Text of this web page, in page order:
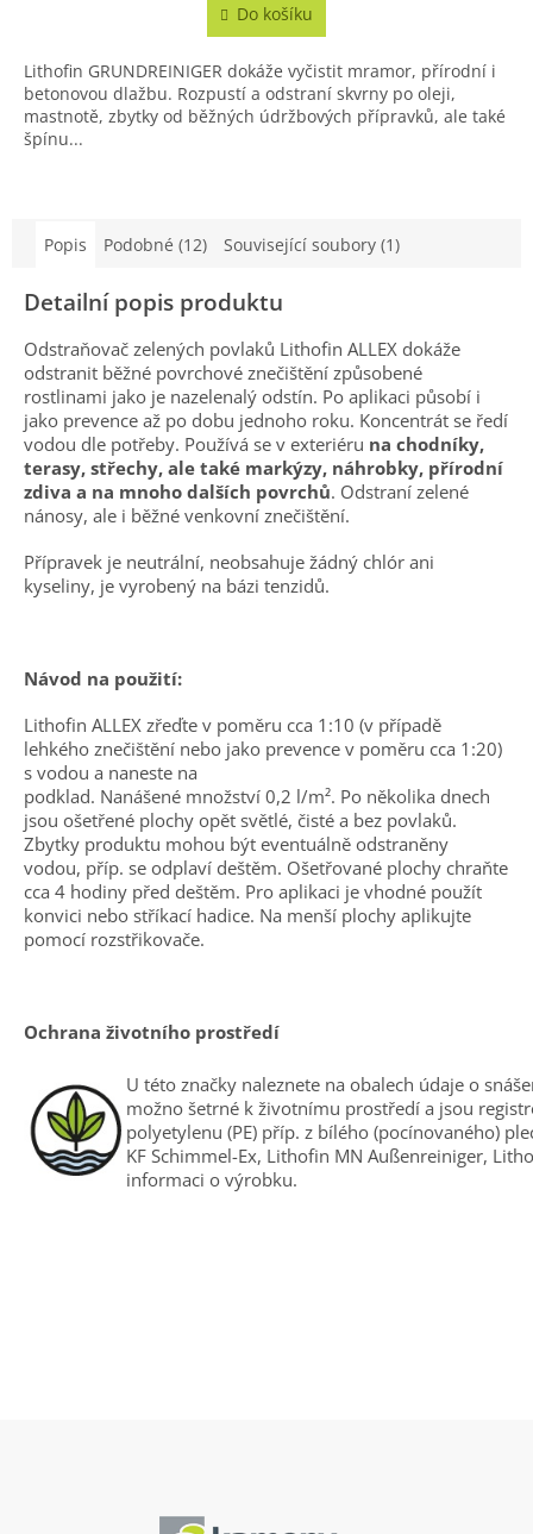
Do košíku
Lithofin GRUNDREINIGER dokáže vyčistit mramor, přírodní i
betonovou dlažbu. Rozpustí a odstraní skvrny po oleji,
mastnotě, zbytky od běžných údržbových přípravků, ale také
špínu...
Popis Podobné (12) Související soubory (1)
Detailní popis produktu
Odstraňovač zelených povlaků Lithofin ALLEX dokáže
odstranit běžné povrchové znečištění způsobené
rostlinami jako je nazelenalý odstín. Po aplikaci působí i
jako prevence až po dobu jednoho roku. Koncentrát se ředí
vodou dle potřeby. Používá se v exteriéru na chodníky,
terasy, střechy, ale také markýzy, náhrobky, přírodní
zdiva a na mnoho dalších povrchů. Odstraní zelené
nánosy, ale i běžné venkovní znečištění.
Přípravek je neutrální, neobsahuje žádný chlór ani
kyseliny, je vyrobený na bázi tenzidů.
Návod na použití:
Lithofin ALLEX zřeďte v poměru cca 1:10 (v případě
lehkého znečištění nebo jako prevence v poměru cca 1:20)
s vodou a naneste na
podklad. Nanášené množství 0,2 l/m². Po několika dnech
jsou ošetřené plochy opět světlé, čisté a bez povlaků.
Zbytky produktu mohou být eventuálně odstraněny
vodou, příp. se odplaví deštěm. Ošetřované plochy chraňte
cca 4 hodiny před deštěm. Pro aplikaci je vhodné použít
konvici nebo stříkací hadice. Na menší plochy aplikujte
pomocí rozstřikovače.
Ochrana životního prostředí
U této značky naleznete na obalech údaje o
možno šetrné k životnímu prostředí a jsou
polyetylenu (PE) příp. z bílého (pocínovaného)
KF Schimmel-Ex, Lithofin MN Außenreiniger,
informaci o výrobku.